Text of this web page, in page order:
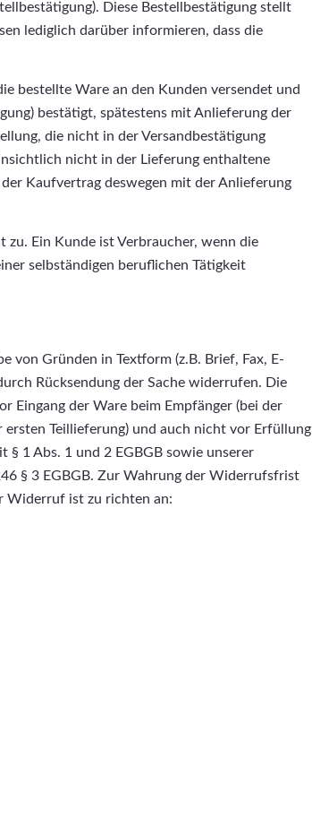
Diese Bestellbestätigung stellt
lediglich darüber informieren, dass die
bestellte Ware an den Kunden versendet und
bestätigt, spätestens mit Anlieferung der
die nicht in der Versandbestätigung
nicht in der Lieferung enthaltene
Kaufvertrag deswegen mit der Anlieferung
Ein Kunde ist Verbraucher, wenn die
selbständigen beruflichen Tätigkeit
von Gründen in Textform (z.B. Brief, Fax, E-
Rücksendung der Sache widerrufen. Die
Eingang der Ware beim Empfänger (bei der
Teillieferung) und auch nicht vor Erfüllung
1 Abs. 1 und 2 EGBGB sowie unserer
§ 3 EGBGB. Zur Wahrung der Widerrufsfrist
Widerruf ist zu richten an: